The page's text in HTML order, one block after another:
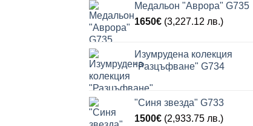
Медальон "Аврора" G735
1650€ (3,227.12 лв.)
Изумрудена колекция
"Разцъфване" G734
"Синя звезда" G733
1500€ (2,933.75 лв.)